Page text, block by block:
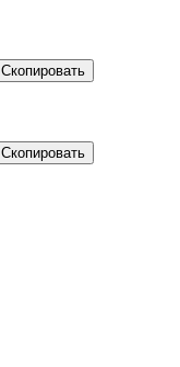
Скопировать
Скопировать